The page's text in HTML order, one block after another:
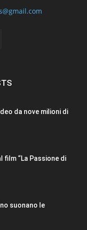
da nove milioni di
film “La Passione di
suonano le